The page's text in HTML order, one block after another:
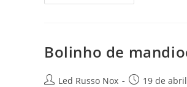
Bolinho de
Led Russo Nox 19 de